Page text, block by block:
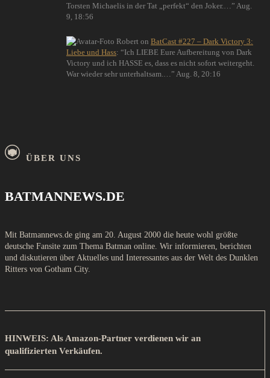
Torsten Michaelis in der Tat „perfekt“ den Joker.… ” Aug.
9, 18:56
Robert on BatCast #227 – Dark Victory 3:
Liebe und Hass: “Ich LIEBE Eure Aufbereitung von Dark
Victory und ich HASSE es, dass es nicht sofort weitergeht.
War wieder sehr unterhaltsam.… ” Aug. 8, 20:16
ÜBER UNS
BATMANNEWS.DE
Mit Batmannews.de ging am 20. August 2000 die heute wohl größte
deutsche Fansite zum Thema Batman online. Wir informieren, berichten
und diskutieren über Aktuelles und Interessantes aus der Welt des Dunklen
Ritters von Gotham City.
HINWEIS: Als Amazon-Partner verdienen wir an
qualifizierten Verkäufen.